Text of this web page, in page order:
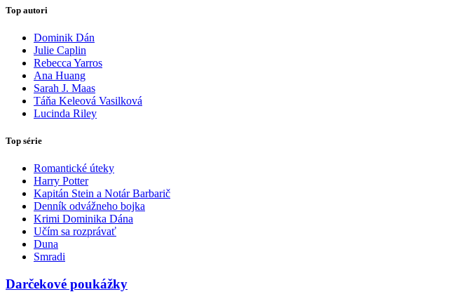
Top autori
Dominik Dán
Julie Caplin
Rebecca Yarros
Ana Huang
Sarah J. Maas
Táňa Keleová Vasilková
Lucinda Riley
Top série
Romantické úteky
Harry Potter
Kapitán Stein a Notár Barbarič
Denník odvážneho bojka
Krimi Dominika Dána
Učím sa rozprávať
Duna
Smradi
Darčekové poukážky